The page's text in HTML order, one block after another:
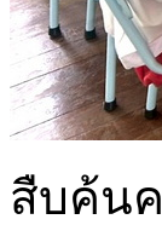
สืบค้น